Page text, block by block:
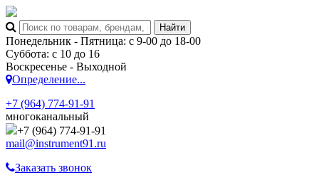
Понедельник - Пятница: с 9-00 до 18-00
Суббота: с 10 до 16
Воскресенье - Выходной
Определение...
+7 (964) 774-91-91
многоканальный
+7 (964) 774-91-91
mail@instrument91.ru
Заказать звонок